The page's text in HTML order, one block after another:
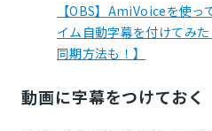
【OBS】AmiVoiceを使っ
イム自動字幕を付けてみ
同期方法も！】
動画に字幕をつけておく